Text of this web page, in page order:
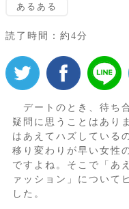
あるある
読了時間：約4分
デートのとき、待ち
疑問に思うことはあり
はあえてハズしてい
移り変わりが早い女性
ですよね。そこで「あ
ァッション」について
した。